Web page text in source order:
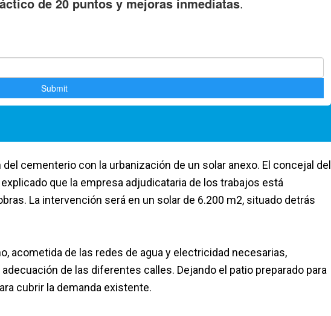
cementerio con la urbanización de un solar anexo. El concejal del
que la empresa adjudicataria de los trabajos está
La intervención será en un solar de 6.200 m2, situado detrás
acometida de las redes de agua y electricidad necesarias,
de las diferentes calles. Dejando el patio preparado para
cubrir la demanda existente.